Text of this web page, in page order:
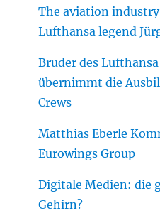
The aviation
Lufthansa legend
Bruder des
übernimmt die
Crews
Matthias Eberle
Eurowings Group
Digitale Medien: die
Gehirn?